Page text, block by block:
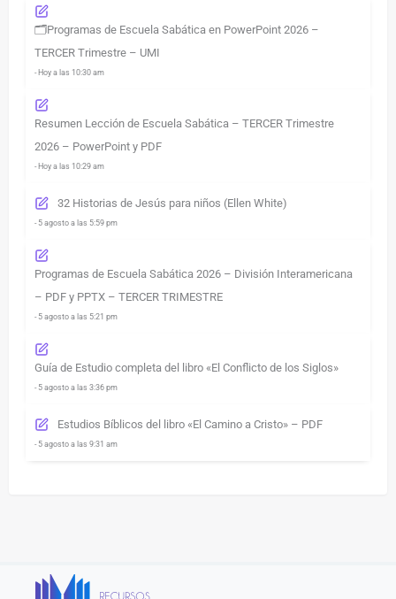
🗂️Programas de Escuela Sabática en PowerPoint 2026 –
TERCER Trimestre – UMI
- Hoy a las 10:30 am
Resumen Lección de Escuela Sabática – TERCER Trimestre
2026 – PowerPoint y PDF
- Hoy a las 10:29 am
32 Historias de Jesús para niños (Ellen White)
- 5 agosto a las 5:59 pm
Programas de Escuela Sabática 2026 – División Interamericana
– PDF y PPTX – TERCER TRIMESTRE
- 5 agosto a las 5:21 pm
Guía de Estudio completa del libro «El Conflicto de los Siglos»
- 5 agosto a las 3:36 pm
Estudios Bíblicos del libro «El Camino a Cristo» – PDF
- 5 agosto a las 9:31 am